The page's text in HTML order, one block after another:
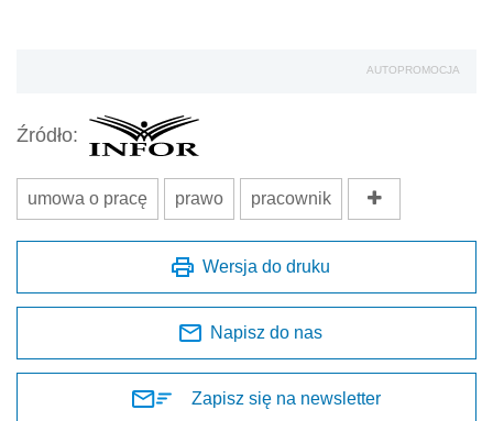
AUTOPROMOCJA
Źródło:
umowa o pracę prawo pracownik
Wersja do druku
Napisz do nas
Zapisz się na newsletter